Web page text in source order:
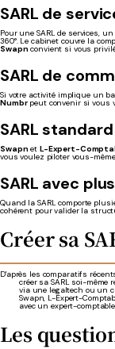
SARL de
Pour une SARL de services,
360°. Le cabinet couvre la
Swapnconvient si vous
SARL de
Si votre activité implique un
Numbrpeut convenir si vous
SARL
Swapnet L-Expert-
vous voulez piloter vous-
SARL avec
Quand la SARL comporte
cohérent pour valider la
Créer sa
D'après les comparatifs
créer sa SARL soi-même
via une legaltech ou un
Swapn, L-Expert-
avec un expert-
Les